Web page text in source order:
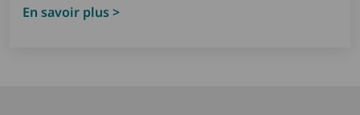
En savoir plus >